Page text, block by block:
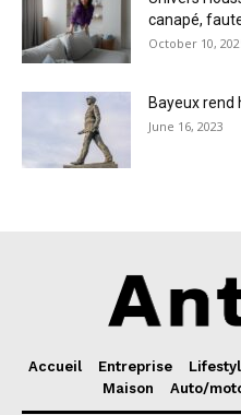
canapé,
October 10,
Bayeux rend
June 16, 2023
Accueil Entreprise
Maison
Auto/